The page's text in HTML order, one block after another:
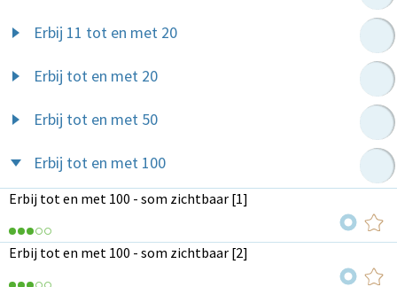
Erbij 11 tot en met 20
Erbij tot en met 20
Erbij tot en met 50
Erbij tot en met 100
Erbij tot en met 100 - som zichtbaar [1]
Erbij tot en met 100 - som zichtbaar [2]